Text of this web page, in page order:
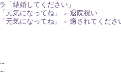
「結婚してください」
元気になってね」 ＞ 退院祝い
元気になってね」 ＞ 癒されてくださ